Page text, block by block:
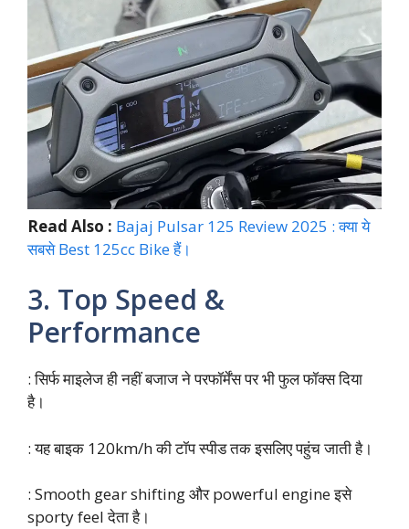
Read Also : Bajaj Pulsar 125 Review 2025 : क्या ये
सबसे Best 125cc Bike हैं।
3. Top Speed &
Performance
: सिर्फ माइलेज ही नहीं बजाज ने परफॉर्मेंस पर भी फुल फॉक्स दिया
है।
: यह बाइक 120km/h की टॉप स्पीड तक इसलिए पहुंच जाती है।
: Smooth gear shifting और powerful engine इसे
sporty feel देता है।